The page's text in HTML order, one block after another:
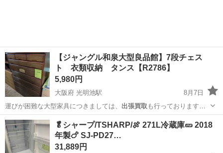
【ジャングル和泉大型良品館】7段チェス
ト 衣類収納 タンス【R2786】
5,980円
大阪府 光明池駅
8月7日
運びが困難な大型家具につきましては、 出張買取 も行っておりますの
でお気軽にご相談く…
大阪 和泉市 ジャングル
🥬シャープ/TSHARP/🍖 271L冷蔵庫🥒 2018
年製🍗 SJ-PD27…
31,889円